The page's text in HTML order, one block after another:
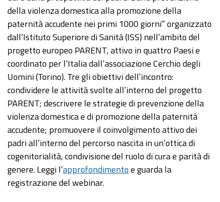
della violenza domestica alla promozione della
paternità accudente nei primi 1000 giorni” organizzato
dall’Istituto Superiore di Sanità (ISS) nell’ambito del
progetto europeo PARENT, attivo in quattro Paesi e
coordinato per l’Italia dall’associazione Cerchio degli
Uomini (Torino). Tre gli obiettivi dell’incontro:
condividere le attività svolte all’interno del progetto
PARENT; descrivere le strategie di prevenzione della
violenza domestica e di promozione della paternità
accudente; promuovere il coinvolgimento attivo dei
padri all’interno del percorso nascita in un’ottica di
cogenitorialità, condivisione del ruolo di cura e parità di
genere. Leggi l’approfondimentoe guarda la
registrazione del webinar.